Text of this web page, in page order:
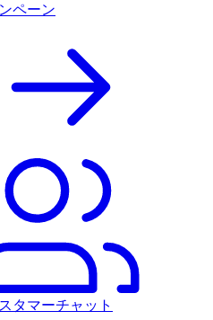
ペーン
タマーチャット